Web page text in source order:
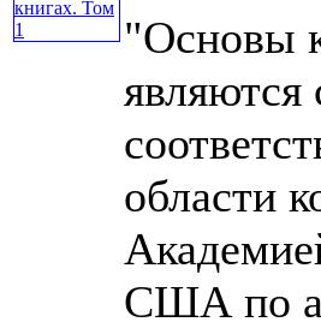
"Основы
области
США по